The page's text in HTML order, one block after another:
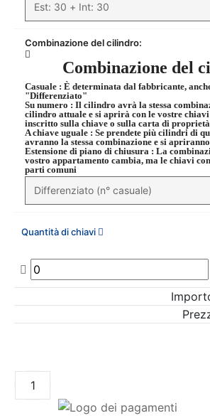
Combinazione del cilindro:
Combinazione del
Casuale : È determinata dal fabbricante,
"Differenziato"
Su numero : Il cilindro avrà la stessa
cilindro attuale e si aprirà con le vostre
inscritto sulla chiave o sulla carta di proprietà
A chiave uguale : Se prendete più cilindri di
avranno la stessa combinazione e si
Estensione di piano di chiusura : La
vostro appartamento cambia, ma le chiavi
parti comuni
Quantità di chiavi